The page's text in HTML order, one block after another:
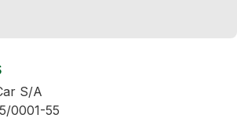
S/A
0001-55